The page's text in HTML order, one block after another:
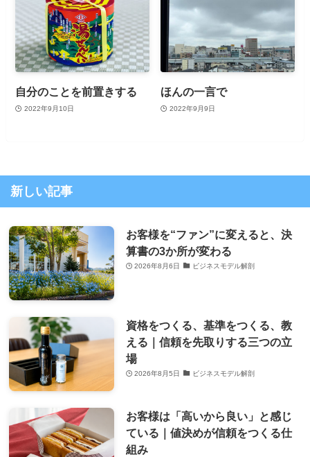
自分のことを前置きする
2022年9月10日
ほんの一言で
2022年9月9日
新しい記事
お客様を“ファン”に変えると、決
算書の3か所が変わる
2026年8月6日 ビジネスモデル解剖
資格をつくる、基準をつくる、教
える｜信頼を先取りする三つの立
場
2026年8月5日 ビジネスモデル解剖
お客様は「高いから良い」と感じ
ている｜値決めが信頼をつくる仕
組み